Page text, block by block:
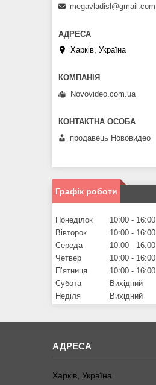
megavladisl@gmail.com
Харків, Україна
Novovideo.com.ua
продавець Нововидео
Графік роботи
Понеділок 10:00
16:00
Вівторок
10:00
16:00
Середа
10:00
16:00
Четвер
10:00
16:00
Пʼятниця
10:00
16:00
Субота
Вихідний
Неділя
Вихідний
Харків, Україна